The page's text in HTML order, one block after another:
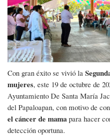
Con gran éxito se vivió la
mujeres, este 19 de octubre de
Ayuntamiento De Santa María
del Papaloapan, con motivo de
el cáncer de mama para hacer
detección oportuna.